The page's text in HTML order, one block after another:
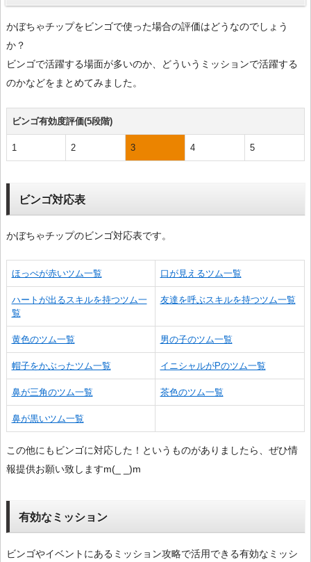
かぼちゃチップをビンゴで使った場合の評価はどうなのでしょう
か？
ビンゴで活躍する場面が多いのか、どういうミッションで活躍する
のかなどをまとめてみました。
ビンゴ有効度評価(5段階)
1 2 3 4 5
ビンゴ対応表
かぼちゃチップのビンゴ対応表です。
ほっぺが赤いツム一覧 口が見えるツム一覧
ハートが出るスキルを持つツム一
覧
友達を呼ぶスキルを持つツム一覧
黄色のツム一覧 男の子のツム一覧
帽子をかぶったツム一覧 イニシャルがPのツム一覧
鼻が三角のツム一覧 茶色のツム一覧
鼻が黒いツム一覧
この他にもビンゴに対応した！というものがありましたら、ぜひ情
報提供お願い致しますm(_ _)m
有効なミッション
ビンゴやイベントにあるミッション攻略で活用できる有効なミッシ